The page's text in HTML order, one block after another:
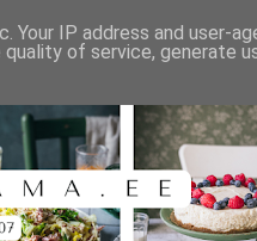
Your IP address and user-
of service, generate